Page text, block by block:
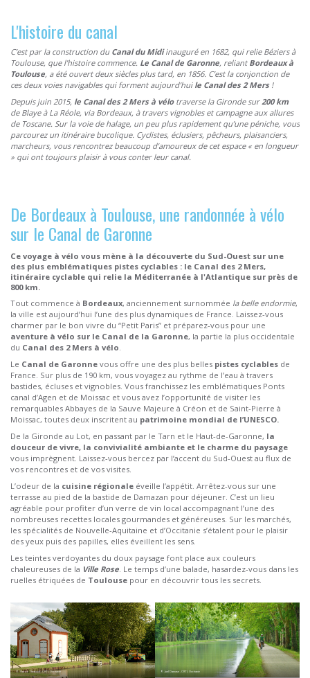
L'histoire du canal
C’est par la construction du Canal du Midiinauguré en 1682, qui relie Béziers à
Toulouse, que l’histoire commence. Le Canal de Garonne, reliant Bordeaux à
Toulouse, a été ouvert deux siècles plus tard, en 1856. C’est la conjonction de
ces deux voies navigables qui forment aujourd’hui le Canal des 2 Mers!
Depuis juin 2015, le Canal des 2 Mers à vélotraverse la Gironde sur 200 km
de Blayeà La Réole, via Bordeaux, à travers vignobles et campagne aux allures
de Toscane. Sur la voie de halage, un peu plus rapidement qu’une péniche, vous
parcourez un itinéraire bucolique. Cyclistes, éclusiers, pêcheurs, plaisanciers,
marcheurs, vous rencontrez beaucoup d’amoureux de cet espace « en longueur
» qui ont toujours plaisir à vous conter leur canal.
De Bordeaux à Toulouse, une randonnée à vélo
sur le Canal de Garonne
Ce voyage à vélo vous mène à la découverte du Sud-Ouest sur une
des plus emblématiques pistes cyclables : le Canal des 2 Mers,
itinéraire cyclable qui relie la Méditerranée à l'Atlantique sur près de
800 km.
Tout commence à Bordeaux, anciennement surnommée la belle endormie,
la ville est aujourd’hui l’une des plus dynamiques de France. Laissez-vous
charmer par le bon vivre du “Petit Paris” et préparez-vous pour une
aventure à vélo sur le Canal de la Garonne, la partie la plus occidentale
du Canal des 2 Mers à vélo
Le Canal de Garonne vous offre une des plus belles pistes cyclables de
France. Sur plus de 190 km, vous voyagez au rythme de l’eau à travers
bastides, écluses et vignobles. Vous franchissez les emblématiques Ponts
canal d’Agen et de Moissac et vous avez l’opportunité de visiter les
remarquables Abbayes de la Sauve Majeure à Créon et de Saint-Pierre à
Moissac, toutes deux inscritent au patrimoine mondial de l’UNESCO.
De la Gironde au Lot, en passant par le Tarn et le Haut-de-Garonne, la
douceur de vivre, la convivialité ambiante et le charme du paysage
vous imprègnent. Laissez-vous bercez par l’accent du Sud-Ouest au flux de
vos rencontres et de vos visites.
L’odeur de la cuisine régionale éveille l’appétit. Arrêtez-vous sur une
terrasse au pied de la bastide de Damazan pour déjeuner. C’est un lieu
agréable pour profiter d’un verre de vin local accompagnant l’une des
nombreuses recettes locales gourmandes et généreuses. Sur les marchés,
les spécialités de Nouvelle-Aquitaine et d’Occitanie s’étalent pour le plaisir
des yeux puis des papilles, elles éveillent les sens.
Les teintes verdoyantes du doux paysage font place aux couleurs
chaleureuses de la Ville Rose Le temps d’une balade, hasardez-vous dans les
ruelles étriquées de Toulouse pour en découvrir tous les secrets.
© Patrice Thebault - CRTL Occitanie © Joel Damase - CRTL Occitanie